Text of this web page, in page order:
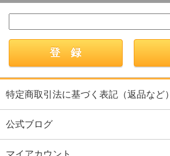
特定商取引法に基づく表記（返品など）
公式ブログ
マイアカウント